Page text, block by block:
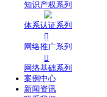
知识产权系列
体系认证系列

网络推广系列

网络基础系列
案例中心
新闻资讯